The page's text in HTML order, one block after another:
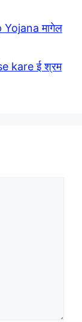
मागेल
kare ई श्रम